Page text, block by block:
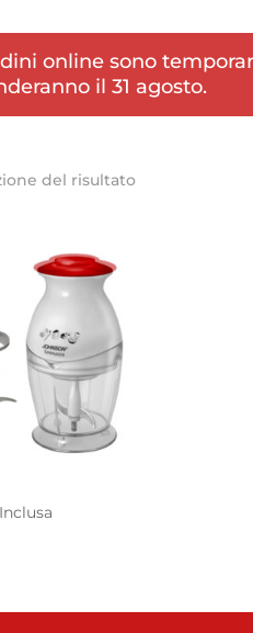
online sono
il 31 agosto.
del risultato